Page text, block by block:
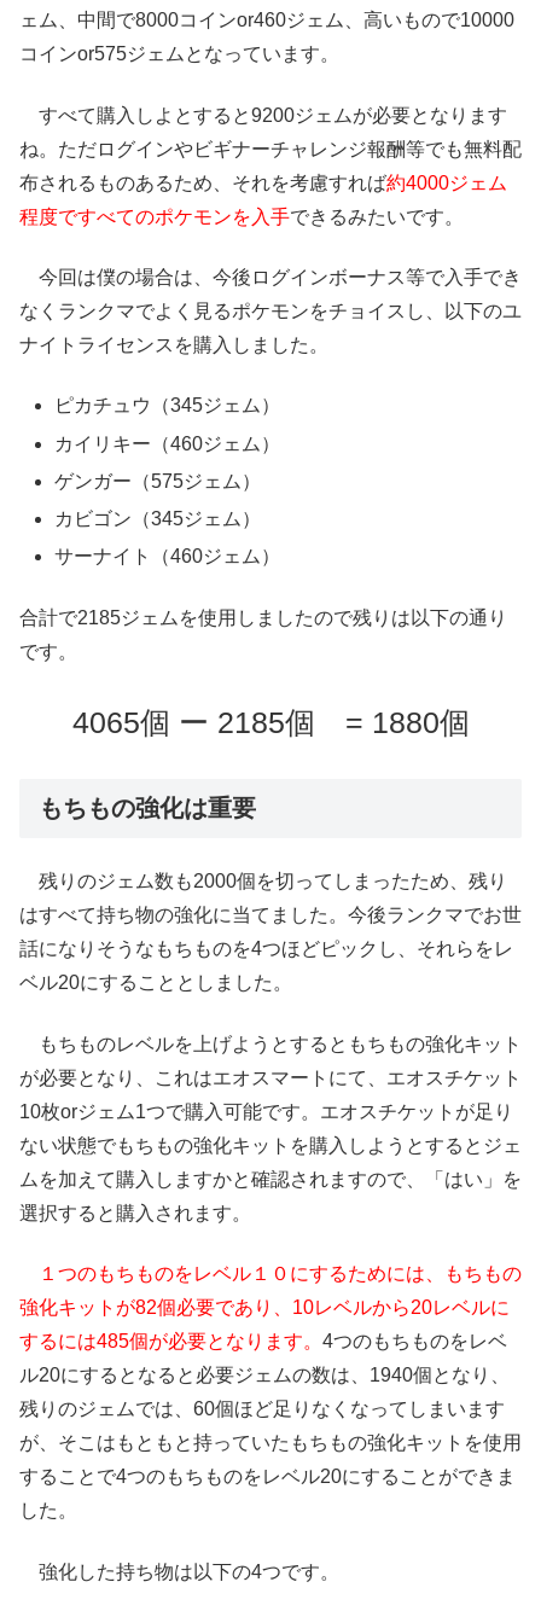
ェム、中間で8000コインor460ジェム、高いもので10000
コインor575ジェム となっています。
すべて購入しよとすると9200ジェムが必要となります
ね。ただログインやビギナーチャレンジ報酬等でも無料配
布されるものあるため、それを考慮すれば約4000ジェム
程度ですべてのポケモンを入手できるみたいです。
今回は僕の場合は、今後ログインボーナス等で入手でき
なくランクマでよく見るポケモンをチョイスし、以下のユ
ナイトライセンスを購入しました。
ピカチュウ（345ジェム）
カイリキー（460ジェム）
ゲンガー（575ジェム）
カビゴン（345ジェム）
サーナイト（460ジェム）
合計で2185ジェムを使用しましたので残りは以下の通り
です。
4065個 ー 2185個 = 1880個
もちもの強化は重要
残りのジェム数も2000個を切ってしまったため、残り
はすべて持ち物の強化に当てました。今後ランクマでお世
話になりそうなもちものを4つほどピックし、それらをレ
ベル20にすることとしました。
もちものレベルを上げようとするともちもの強化キット
が必要となり、これはエオスマートにて、エオスチケット
10枚orジェム1つで購入可能です。エオスチケットが足り
ない状態でもちもの強化キットを購入しようとするとジェ
ムを加えて購入しますかと確認されますので、「はい」を
選択すると購入されます。
１つのもちものをレベル１０にするためには、もちもの
強化キットが82個必要であり、10レベルから20レベルに
するには485個が必要となります。 4つのもちものをレベ
ル20にするとなると必要ジェムの数は、1940個となり、
残りのジェムでは、60個ほど足りなくなってしまいます
が、そこはもともと持っていたもちもの強化キットを使用
することで4つのもちものをレベル20にすることができま
した。
強化した持ち物は以下の4つです。